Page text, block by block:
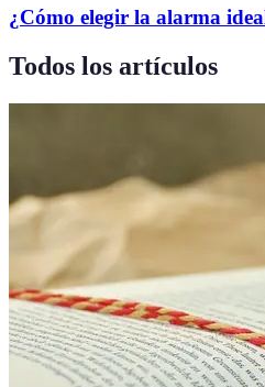
¿Cómo elegir la alarma
Todos los artículos